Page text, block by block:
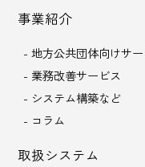
事業紹介
- 地方公共団体向けサ
- 業務改善サービス
- システム構築など
- コラム
取扱システム